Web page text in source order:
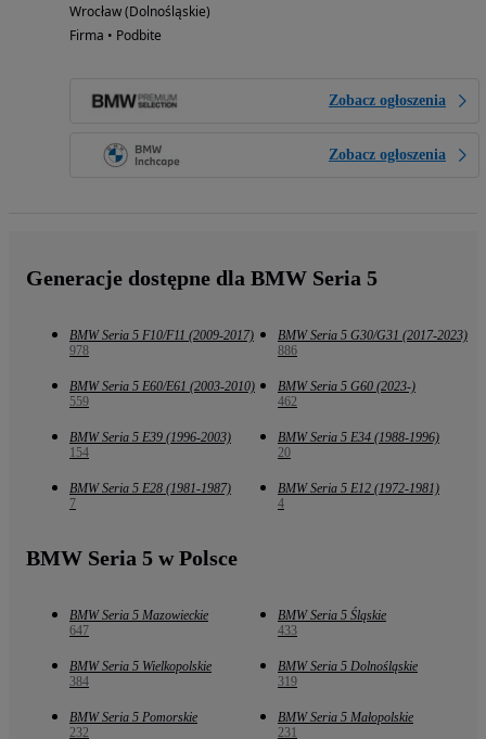
Wrocław (Dolnośląskie)
Firma • Podbite
Zobacz ogłoszenia
Zobacz ogłoszenia
Generacje dostępne dla BMW Seria 5
BMW Seria 5 F10/F11 (2009-2017)
978
BMW Seria 5 G30/G31 (2017-2023)
886
BMW Seria 5 E60/E61 (2003-2010)
559
BMW Seria 5 G60 (2023-)
462
BMW Seria 5 E39 (1996-2003)
154
BMW Seria 5 E34 (1988-1996)
20
BMW Seria 5 E28 (1981-1987)
7
BMW Seria 5 E12 (1972-1981)
4
BMW Seria 5 w Polsce
BMW Seria 5 Mazowieckie
647
BMW Seria 5 Śląskie
433
BMW Seria 5 Wielkopolskie
384
BMW Seria 5 Dolnośląskie
319
BMW Seria 5 Pomorskie
232
BMW Seria 5 Małopolskie
231